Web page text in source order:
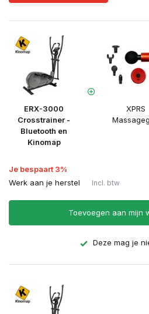
ERX-3000
Crosstrainer -
Bluetooth en
Kinomap
XPRS
Je bespaart 3%
Werk aan je herstel Incl. btw
Toevoegen aan mijn
Deze mag je